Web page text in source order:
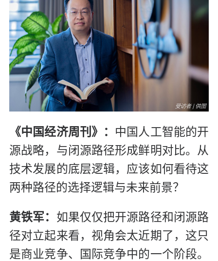
《中国经济周刊》： 中国人工智能的开
源战略，与闭源路径形成鲜明对比。从
技术发展的底层逻辑，应该如何看待这
两种路径的选择逻辑与未来前景？
黄铁军： 如果仅仅把开源路径和闭源路
径对立起来看，视角会太近期了，这只
是商业竞争、国际竞争中的一个阶段。